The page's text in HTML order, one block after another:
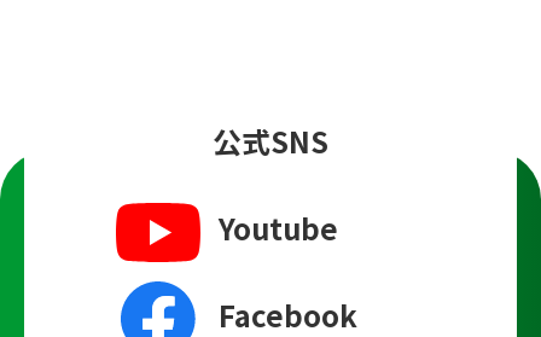
公式SNS
Youtube
Facebook